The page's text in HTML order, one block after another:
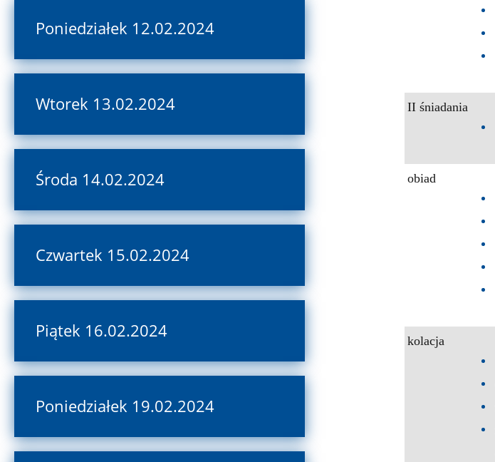
II śniadania
obiad
kolacja
Poniedziałek 12.02.2024
Wtorek 13.02.2024
Środa 14.02.2024
Czwartek 15.02.2024
Piątek 16.02.2024
Poniedziałek 19.02.2024